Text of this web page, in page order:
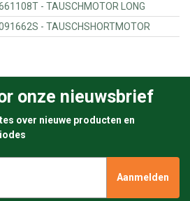
Massey Ferguson - V862661108T - TAUSCHMOTOR LONG
Massey Ferguson - V865091662S - TAUSCHSHORTMOTOR
onze nieuwsbrief
over nieuwe producten en